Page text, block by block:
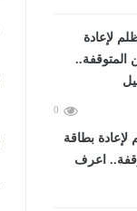
0
لإعادة بطاقة
اعرف